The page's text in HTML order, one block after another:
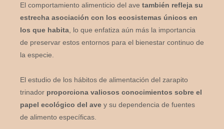
El comportamiento alimenticio del ave también refleja su
estrecha asociación con los ecosistemas únicos en
los que habita , lo que enfatiza aún más la importancia
de preservar estos entornos para el bienestar continuo de
la especie.
El estudio de los hábitos de alimentación del zarapito
trinador proporciona valiosos conocimientos sobre el
papel ecológico del ave y su dependencia de fuentes
de alimento específicas.